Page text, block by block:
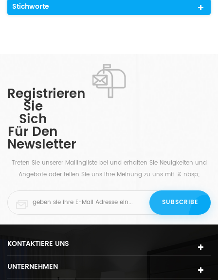
Stichworte
Registrieren
Sie
Sich
Für Den
Newsletter
Treten Sie unserer Mailingliste bei und erhalten Sie Neuigkeiten und
Angebote oder teilen Sie uns Ihre Meinung zu uns mit. & nbsp;
KONTAKTIERE UNS
UNTERNEHMEN